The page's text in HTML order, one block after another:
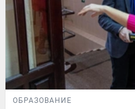
ОБРАЗОВАНИЕ